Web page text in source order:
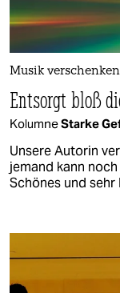
Musik verschenken
Entsorgt bloß
KolumneStarke
Unsere Autorin
jemand kann
Schönes und